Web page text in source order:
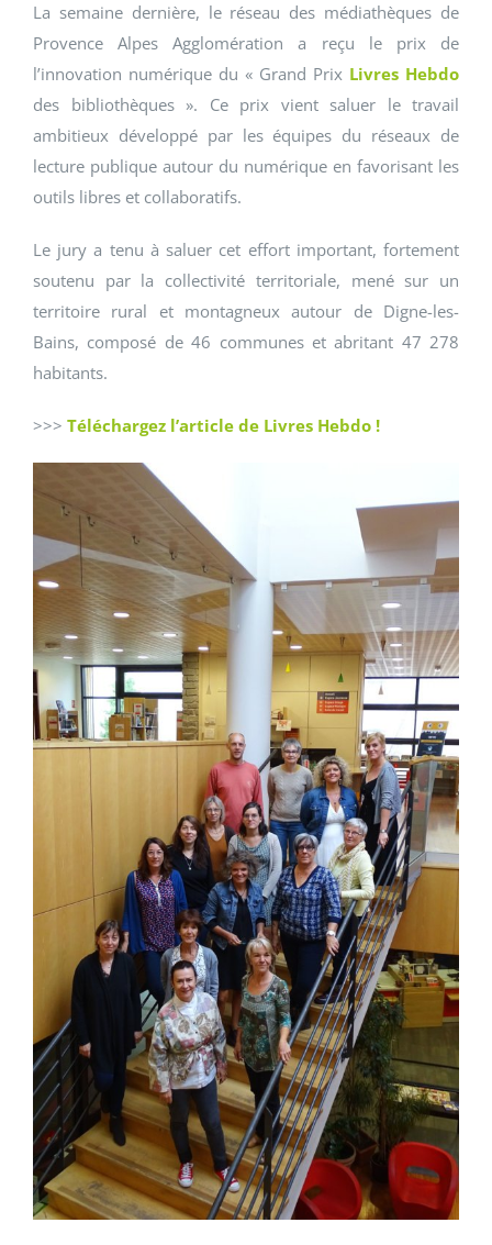
La semaine dernière, le réseau des médiathèques de
Provence Alpes Agglomération a reçu le prix de
l’innovation numérique du « Grand Prix Livres Hebdo
des bibliothèques ». Ce prix vient saluer le travail
ambitieux développé par les équipes du réseaux de
lecture publique autour du numérique en favorisant les
outils libres et collaboratifs.
Le jury a tenu à saluer cet effort important, fortement
soutenu par la collectivité territoriale, mené sur un
territoire rural et montagneux autour de Digne-les-
Bains, composé de 46 communes et abritant 47 278
habitants.
>>> Téléchargez l’article de Livres Hebdo !